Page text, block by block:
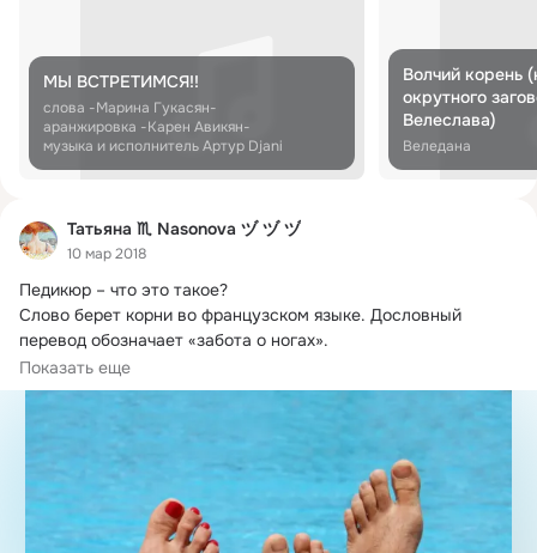
МЫ ВСТРЕТИМСЯ!!
слова -Марина Гукасян-
аранжировка -Карен Авикян-
музыка и исполнитель Артур Djani
Волчий корень
окрутного
Велеслава)
Веледана
Татьяна ♏ Nasonova ヅ ヅ ヅ
10 мар 2018
Педикюр – что это такое?
Слово берет корни во французском языке. Дословный
перевод обозначает «забота о ногах».
Результат «заботы»...
Показать еще